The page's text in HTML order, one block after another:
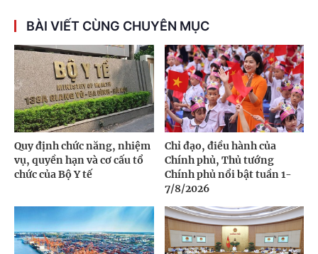
BÀI VIẾT CÙNG CHUYÊN MỤC
Quy định chức năng, nhiệm
vụ, quyền hạn và cơ cấu tổ
chức của Bộ Y tế
Chỉ đạo, điều hành của
Chính phủ, Thủ tướng
Chính phủ nổi bật tuần 1-
7/8/2026